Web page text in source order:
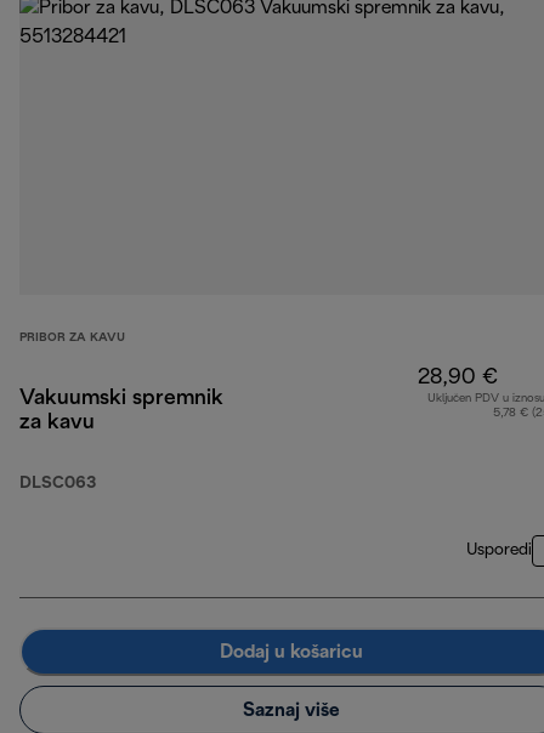
PRIBOR ZA KAVU
Vakuumski spremnik
za kavu
DLSC063
28,90 €
Uključen PDV u
5,78 €
Usporedi
Dodaj u košaricu
Saznaj više